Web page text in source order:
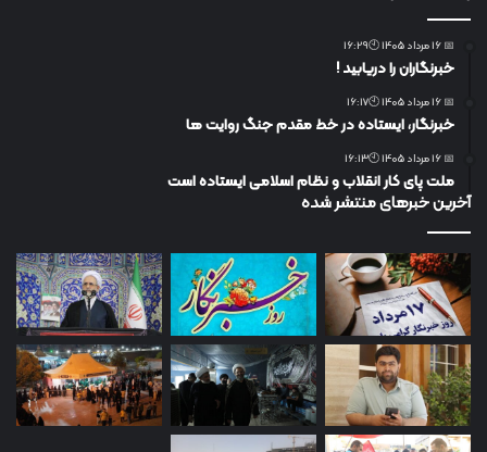
📅 16 مرداد 1405 🕙16:29
خبرنگاران را دریابید !
📅 16 مرداد 1405 🕙16:17
خبرنگار، ایستاده در خط مقدم جنگ روایت ها
📅 16 مرداد 1405 🕙16:13
ملت پای کار انقلاب و نظام اسلامی ایستاده است
آخرین خبرهای منتشر شده